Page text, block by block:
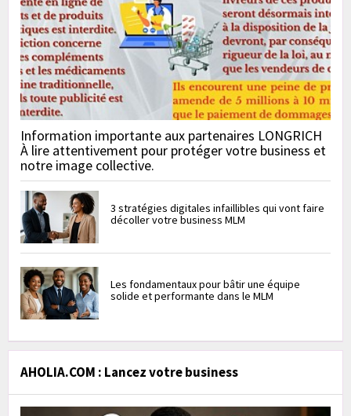
Information importante aux partenaires LONGRICH
À lire attentivement pour protéger votre business et
notre image collective.
3 stratégies digitales infaillibles qui vont faire
décoller votre business MLM
Les fondamentaux pour bâtir une équipe
solide et performante dans le MLM
AHOLIA.COM : Lancez votre business